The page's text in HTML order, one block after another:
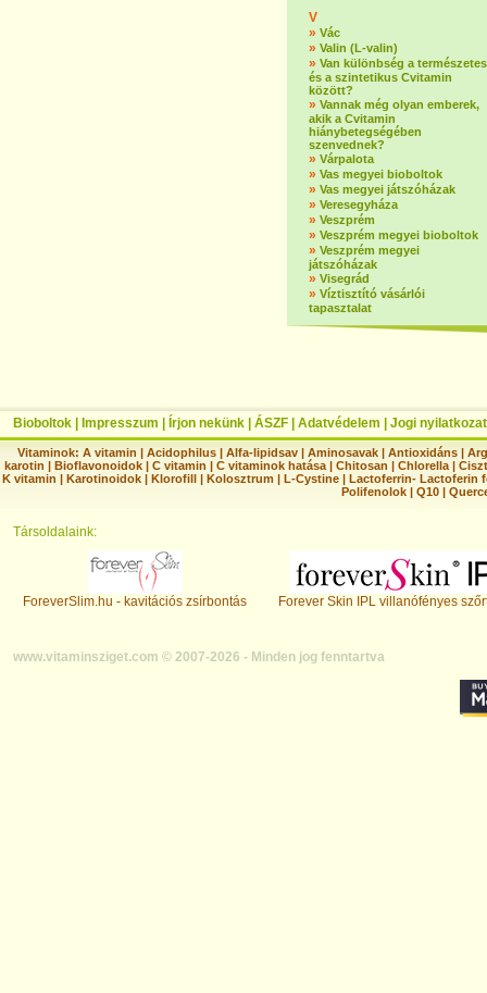
V
» Vác
» Valin (L-valin)
» Van különbség a természetes
és a szintetikus Cvitamin
között?
» Vannak még olyan emberek,
akik a Cvitamin
hiánybetegségében
szenvednek?
» Várpalota
» Vas megyei bioboltok
» Vas megyei játszóházak
» Veresegyháza
» Veszprém
» Veszprém megyei bioboltok
» Veszprém megyei
játszóházak
» Visegrád
» Víztisztító vásárlói
tapasztalat
Bioboltok Impresszum Írjon nekünk ÁSZF Adatvédelem Jogi nyilatkozat
Vitaminok: A vitamin |Acidophilus |Alfa-lipidsav |Aminosavak |Antioxidáns |
karotin | Bioflavonoidok | C vitamin | C vitaminok hatása | Chitosan | Chlorella |
K vitamin | Karotinoidok | Klorofill | Kolosztrum | L-Cystine | Lactoferrin- Lactoferin
Polifenolok |Q10 |
Társoldalaink:
ForeverSlim.hu - kavitációs zsírbontás Forever Skin IPL villanófényes
www.vitaminsziget.com © 2007-2026 - Minden jog fenntartva